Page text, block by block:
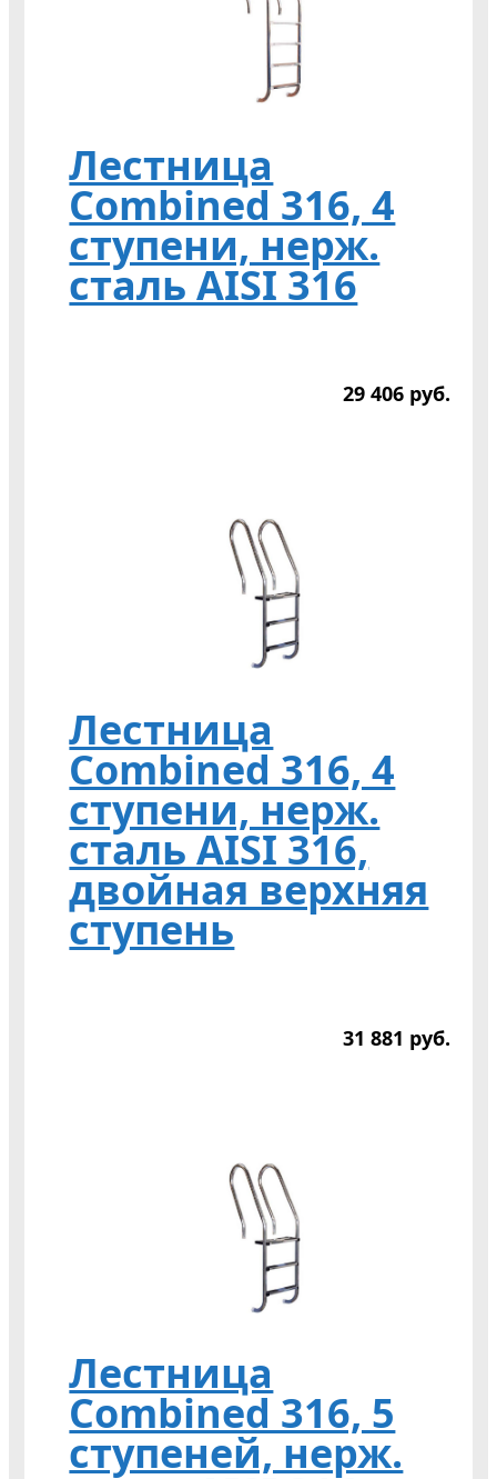
Лестница
Combined 316, 4
ступени, нерж.
сталь AISI 316
29 406 руб.
Лестница
Combined 316, 4
ступени, нерж.
сталь AISI 316,
двойная верхняя
ступень
31 881 руб.
Лестница
Combined 316, 5
ступеней, нерж.